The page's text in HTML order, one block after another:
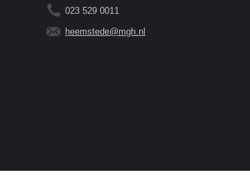
023 529 0011
heemstede@mgh.nl